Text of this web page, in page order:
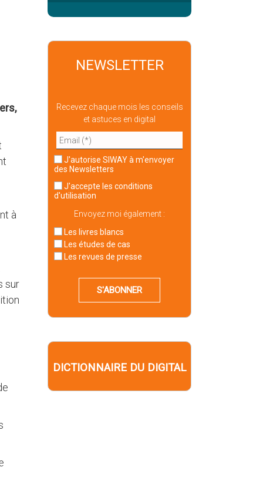
à
sur
NEWSLETTER
Recevez chaque mois les conseils
et astuces en digital
des Newsletters
J'accepte les conditions
d'utilisation
Envoyez moi également :
Les livres blancs
Les études de cas
Les revues de presse
S'ABONNER
DICTIONNAIRE DU DIGITAL